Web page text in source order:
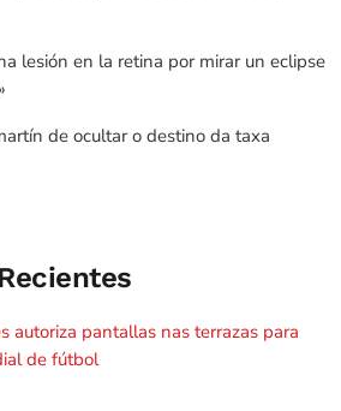
lesión en la retina por mirar un eclipse
de ocultar o destino da taxa
autoriza pantallas nas terrazas para
de fútbol